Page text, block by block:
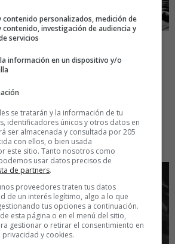
y las
papeles
Shakespeare: hay que hablar claro. Pero no
las compañías y administraciones españolas
incomprensibles. ¿Por qué lo hacen?
contenido personalizados, medición de
contenido, investigación de audiencia y
servicios
información en un dispositivo y/o
se tratarán y la información de tu
identificadores únicos y otros datos en
ser almacenada y consultada por 205
con ellos, o bien usada
este sitio. Tanto nosotros como
usar datos precisos de
de partners.
proveedores traten tus datos
de un interés legítimo, algo a lo que
tus opciones a continuación.
esta página o en el menú del sitio,
gestionar o retirar el consentimiento en
y cookies.